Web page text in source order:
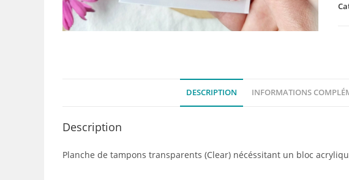
&
DESCRIPTION INFORMATIONS
Description
Planche de tampons transparents (Clear) nécéssitant un bloc